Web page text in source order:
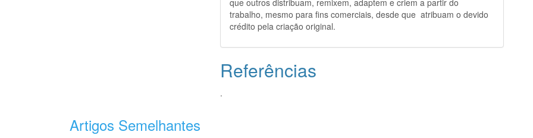
trabalho, mesmo para fins comerciais, desde que atribuam o devido
crédito pela criação original.
Referências
.
Artigos Semelhantes